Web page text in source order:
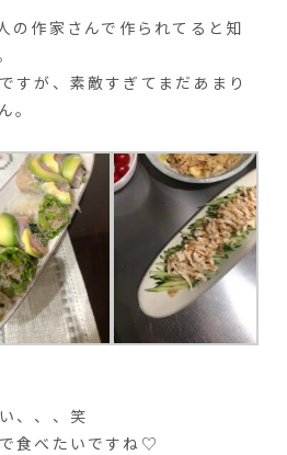
の作家さんで作られてると知
すが、素敵すぎてまだあまり
。
、、、笑
食べたいですね♡